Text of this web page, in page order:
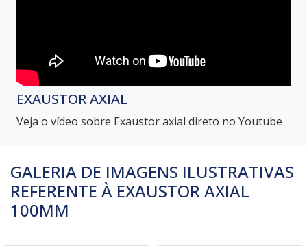
EXAUSTOR AXIAL
Veja o vídeo sobre Exaustor axial direto no Youtube
GALERIA DE IMAGENS ILUSTRATIVAS
REFERENTE À EXAUSTOR AXIAL
100MM